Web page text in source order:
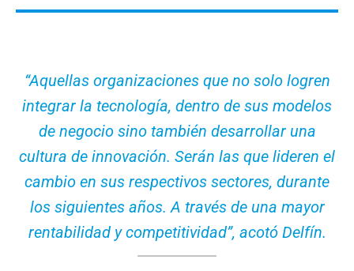
“Aquellas organizaciones que no solo logren
integrar la tecnología, dentro de sus modelos
de negocio sino también desarrollar una
cultura de innovación. Serán las que lideren el
cambio en sus respectivos sectores, durante
los siguientes años. A través de una mayor
rentabilidad y competitividad”, acotó Delfín.